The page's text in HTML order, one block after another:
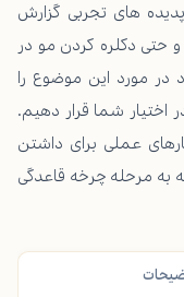
های تجربی گزارش
حتی دکلره کردن مو در
در مورد این موضوع را
اختیار شما قرار دهیم.
عملی برای داشتن
به مرحله چرخه قاعدگی